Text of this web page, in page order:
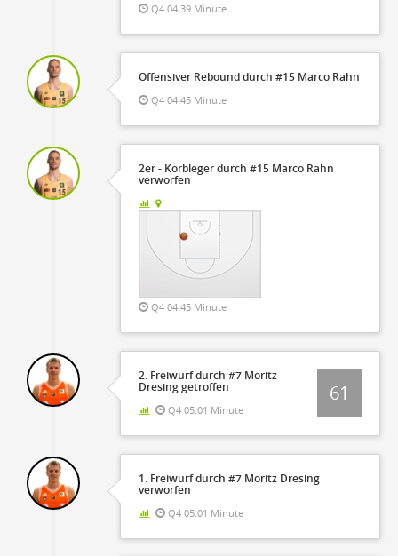
Q4 04:39 Minute
Offensiver Rebound durch #15 Marco Rahn
Q4 04:45 Minute
2er - Korbleger durch #15 Marco Rahn
verworfen
Q4 04:45 Minute
2. Freiwurf durch #7 Moritz
Dresing getroffen
Q4 05:01 Minute
61
1. Freiwurf durch #7 Moritz Dresing
verworfen
Q4 05:01 Minute